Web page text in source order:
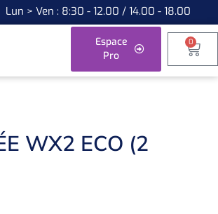
Lun > Ven : 8:30 - 12.00 / 14.00 - 18.00
Espace
Pro
0
WX2 ECO (2